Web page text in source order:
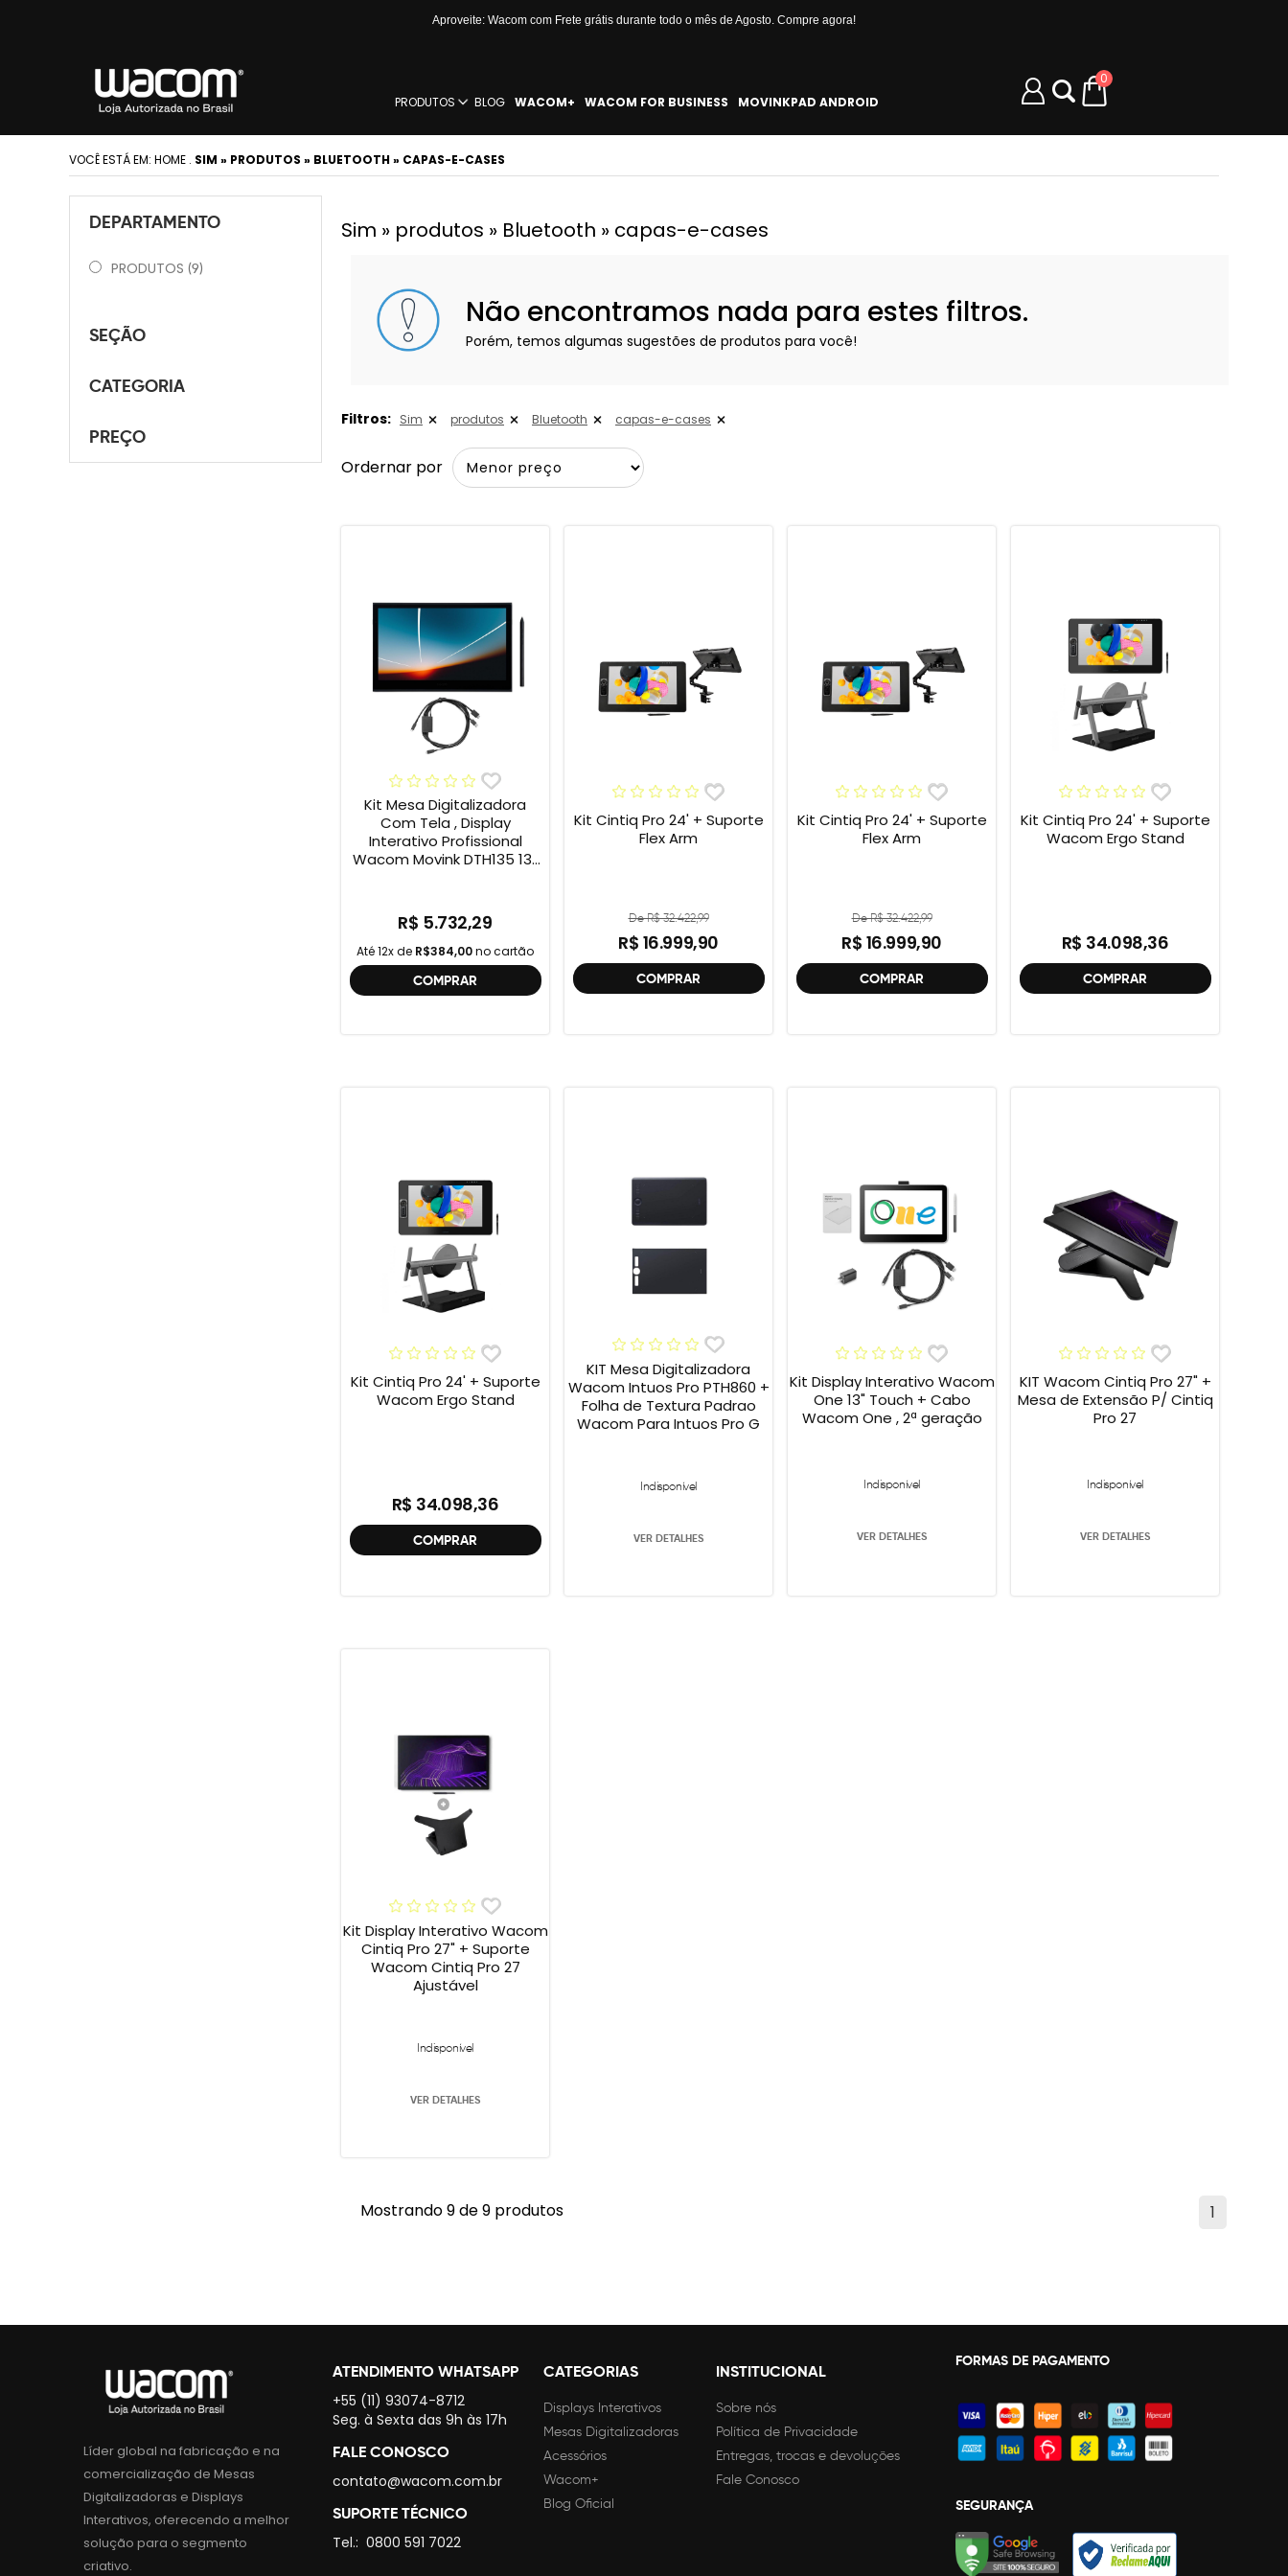
Aproveite: Wacom com Frete grátis durante todo o mês de Agosto. Compre agora!
PRODUTOS BLOG WACOM+ WACOM FOR BUSINESS MOVINKPAD ANDROID
0
VOCÊ ESTÁ EM: HOME . SIM » PRODUTOS » BLUETOOTH » CAPAS-E-CASES
DEPARTAMENTO
PRODUTOS (9)
SEÇÃO
CATEGORIA
PREÇO
Sim » produtos » Bluetooth » capas-e-cases
Não encontramos nada para estes filtros.
Porém, temos algumas sugestões de produtos para você!
Filtros: Sim produtos Bluetooth capas-e-cases
Ordernar por
Kit Mesa Digitalizadora
Com Tela , Display
Interativo Profissional
Wacom Movink DTH135 13”
R$ 5.732,29
Até 12x de R$384,00no cartão
COMPRAR
Kit Cintiq Pro 24' + Suporte
Flex Arm
De R$ 32.422,99
R$ 16.999,90
COMPRAR
Kit Cintiq Pro 24' + Suporte
Flex Arm
De R$ 32.422,99
R$ 16.999,90
COMPRAR
Kit Cintiq Pro 24' + Suporte
Wacom Ergo Stand
R$ 34.098,36
COMPRAR
Kit Cintiq Pro 24' + Suporte
Wacom Ergo Stand
R$ 34.098,36
COMPRAR
KIT Mesa Digitalizadora
Wacom Intuos Pro PTH860 +
Folha de Textura Padrao
Wacom Para Intuos Pro G
Indisponível
VER DETALHES
Kit Display Interativo Wacom
One 13" Touch + Cabo
Wacom One , 2ª geração
Indisponível
VER DETALHES
KIT Wacom Cintiq Pro 27" +
Mesa de Extensão P/ Cintiq
Pro 27
Indisponível
VER DETALHES
Kit Display Interativo Wacom
Cintiq Pro 27" + Suporte
Wacom Cintiq Pro 27
Ajustável
Indisponível
VER DETALHES
1
Mostrando 9 de 9 produtos
Líder global na fabricação e na
comercialização de Mesas
Digitalizadoras e Displays
Interativos, oferecendo a melhor
solução para o segmento
criativo.
ATENDIMENTO WHATSAPP
+55 (11) 93074-8712
Seg. à Sexta das 9h às 17h
FALE CONOSCO
contato@wacom.com.br
SUPORTE TÉCNICO
Tel.: 0800 591 7022
CATEGORIAS
Displays Interativos
Mesas Digitalizadoras
Acessórios
Wacom+
Blog Oficial
INSTITUCIONAL
Sobre nós
Política de Privacidade
Entregas, trocas e devoluções
Fale Conosco
FORMAS DE PAGAMENTO
SEGURANÇA